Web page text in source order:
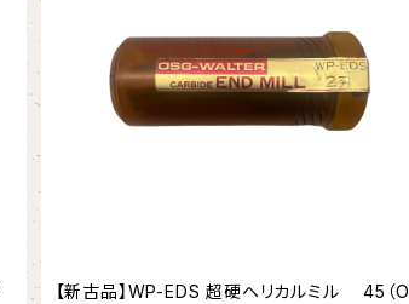
【新古品】WP-EDS 超硬ヘリカルミル 45（O